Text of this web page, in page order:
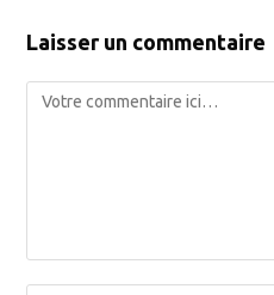
Laisser un commentaire